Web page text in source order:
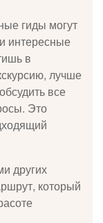
гиды могут
интересные
в
лучше
все
Это
других
который